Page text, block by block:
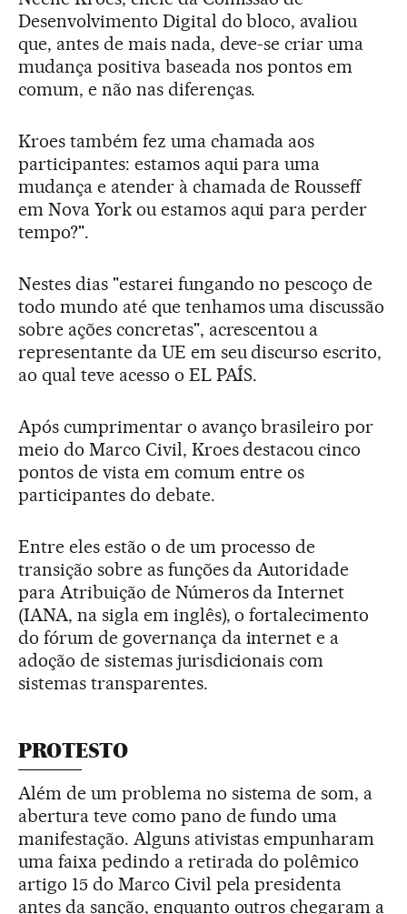
Desenvolvimento Digital do bloco, avaliou
que, antes de mais nada, deve-se criar uma
mudança positiva baseada nos pontos em
comum, e não nas diferenças.
Kroes também fez uma chamada aos
participantes: estamos aqui para uma
mudança e atender à chamada de Rousseff
em Nova York ou estamos aqui para perder
tempo?".
Nestes dias "estarei fungando no pescoço de
todo mundo até que tenhamos uma discussão
sobre ações concretas", acrescentou a
representante da UE em seu discurso escrito,
ao qual teve acesso o EL PAÍS.
Após cumprimentar o avanço brasileiro por
meio do Marco Civil, Kroes destacou cinco
pontos de vista em comum entre os
participantes do debate.
Entre eles estão o de um processo de
transição sobre as funções da Autoridade
para Atribuição de Números da Internet
(IANA, na sigla em inglês), o fortalecimento
do fórum de governança da internet e a
adoção de sistemas jurisdicionais com
sistemas transparentes.
PROTESTO
Além de um problema no sistema de som, a
abertura teve como pano de fundo uma
manifestação. Alguns ativistas empunharam
uma faixa pedindo a retirada do polêmico
artigo 15 do Marco Civil pela presidenta
antes da sanção, enquanto outros chegaram a